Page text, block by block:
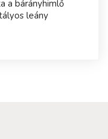
a bárányhimlő
leány